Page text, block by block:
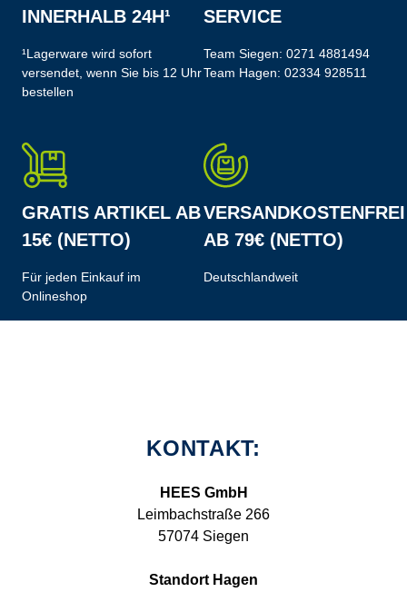
INNERHALB 24H¹
¹Lagerware wird sofort
versendet, wenn Sie bis 12 Uhr
bestellen
SERVICE
Team Siegen: 0271 4881494
Team Hagen: 02334 928511
GRATIS ARTIKEL AB
15€ (NETTO)
Für jeden Einkauf im
Onlineshop
VERSANDKOSTENFREI
AB 79€ (NETTO)
Deutschlandweit
KONTAKT:
HEES GmbH
Leimbachstraße 266
57074 Siegen
Standort Hagen